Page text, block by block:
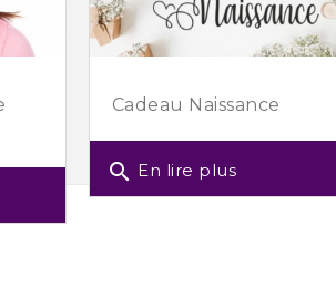
Cadeau Naissance
search En lire plus